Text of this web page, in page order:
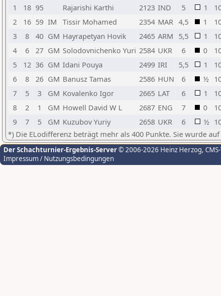
1
18 95 Rajarishi Karthi 2123 IND 5 1
2
16 59 IM Tissir Mohamed 2354 MAR 4,5 1
3
8 40 GM Hayrapetyan Hovik 2465 ARM 5,5 1
4
6 27 GM Solodovnichenko Yuri 2584 UKR 6 0
5
12 36 GM Idani Pouya 2499 IRI 5,5 1
6
8 26 GM Banusz Tamas 2586 HUN 6 ½
7
5 3 GM Kovalenko Igor 2665 LAT 6 1
8
2 1 GM Howell David W L 2687 ENG 7 0
9
7 5 GM Kuzubov Yuriy 2658 UKR 6 ½
*) Die ELodifferenz beträgt mehr als 400 Punkte. Sie wurde
Der Schachturnier-Ergebnis-Server© 2006-2026 Heinz Herzog,
Impressum / Nutzungsbedingungen